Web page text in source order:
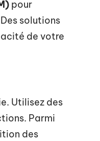
pour
solutions
de votre
Utilisez des
Parmi
des